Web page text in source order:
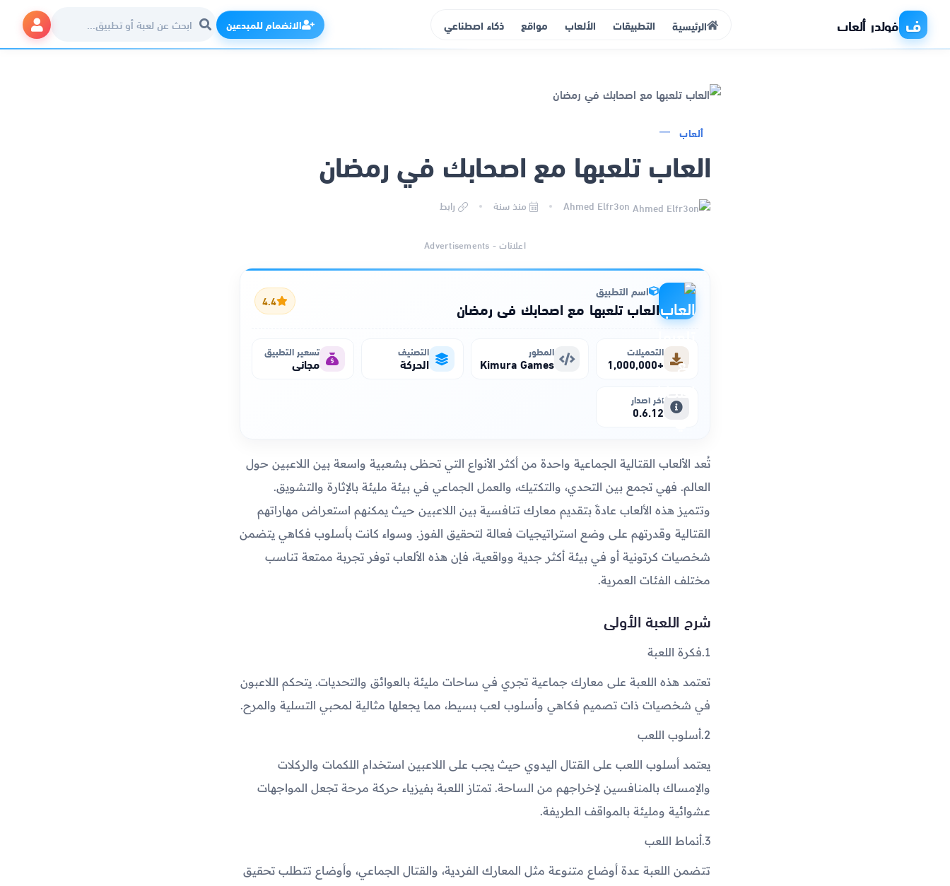
ف فولدر ألعاب الرئيسية التطبيقات الألعاب مواقع ذكاء اصطناعي الانضمام للمبدعين
ألعاب
العاب تلعبها مع اصحابك في رمضان
منذ سنة رابط
اعلانات - Advertisements
اسم التطبيق
العاب تلعبها مع اصحابك في رمضان 4.4
التحميلات
+1,000,000
المطور
Kimura Games
التصنيف
الحركة
تسعير التطبيق
مجاني
آخر اصدار
0.6.12
تُعد الألعاب القتالية الجماعية واحدة من أكثر الأنواع التي تحظى بشعبية واسعة بين اللاعبين حول
العالم. فهي تجمع بين التحدي، والتكتيك، والعمل الجماعي في بيئة مليئة بالإثارة والتشويق.
وتتميز هذه الألعاب عادةً بتقديم معارك تنافسية بين اللاعبين حيث يمكنهم استعراض مهاراتهم
القتالية وقدرتهم على وضع استراتيجيات فعالة لتحقيق الفوز. وسواء كانت بأسلوب فكاهي يتضمن
شخصيات كرتونية أو في بيئة أكثر جدية وواقعية، فإن هذه الألعاب توفر تجربة ممتعة تناسب
مختلف الفئات العمرية.
شرح اللعبة الأولى
1. فكرة اللعبة
تعتمد هذه اللعبة على معارك جماعية تجري في ساحات مليئة بالعوائق والتحديات. يتحكم اللاعبون
في شخصيات ذات تصميم فكاهي وأسلوب لعب بسيط، مما يجعلها مثالية لمحبي التسلية والمرح.
2. أسلوب اللعب
يعتمد أسلوب اللعب على القتال اليدوي حيث يجب على اللاعبين استخدام اللكمات والركلات
والإمساك بالمنافسين لإخراجهم من الساحة. تمتاز اللعبة بفيزياء حركة مرحة تجعل المواجهات
عشوائية ومليئة بالمواقف الطريفة.
3. أنماط اللعب
تتضمن اللعبة عدة أوضاع متنوعة مثل المعارك الفردية، والقتال الجماعي، وأوضاع تتطلب تحقيق